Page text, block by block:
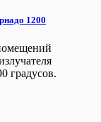
1200
градусов.